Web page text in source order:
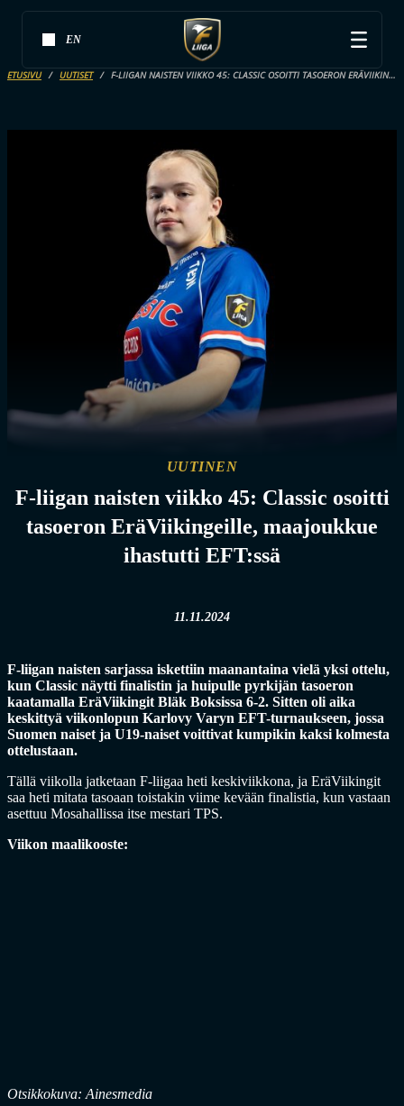
EN
ETUSIVU UUTISET F-LIIGAN NAISTEN VIIKKO 45: CLASSIC OSOITTI TASOERON ERÄVIIKINGEILLE, MAAJOUKKUE IHASTUTTI EFT:SSÄ
UUTINEN
F-liigan naisten viikko 45: Classic osoitti
tasoeron EräViikingeille, maajoukkue
ihastutti EFT:ssä
11.11.2024
F-liigan naisten sarjassa iskettiin maanantaina vielä yksi ottelu,
kun Classic näytti finalistin ja huipulle pyrkijän tasoeron
kaatamalla EräViikingit Bläk Boksissa 6-2. Sitten oli aika
keskittyä viikonlopun Karlovy Varyn EFT-turnaukseen, jossa
Suomen naiset ja U19-naiset voittivat kumpikin kaksi kolmesta
ottelustaan.
Tällä viikolla jatketaan F-liigaa heti keskiviikkona, ja EräViikingit
saa heti mitata tasoaan toistakin viime kevään finalistia, kun vastaan
asettuu Mosahallissa itse mestari TPS.
Viikon maalikooste:
Otsikkokuva: Ainesmedia